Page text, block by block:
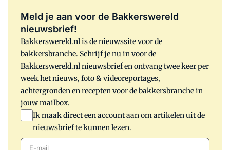
Meld je aan voor de Bakkerswereld
nieuwsbrief!
Bakkerswereld.nl is de nieuwssite voor de
bakkersbranche. Schrijf je nu in voor de
Bakkerswereld.nl nieuwsbrief en ontvang twee keer per
week het nieuws, foto & videoreportages,
achtergronden en recepten voor de bakkersbranche in
jouw mailbox.
Ik maak direct een account aan om artikelen uit de
nieuwsbrief te kunnen lezen.
E-mail